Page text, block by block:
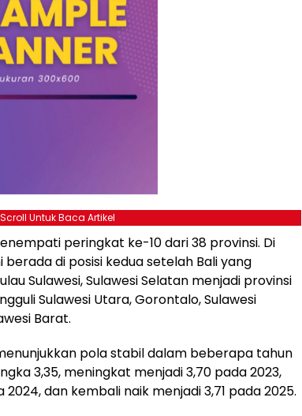
Untuk Baca Artikel
peringkat ke-10 dari 38 provinsi. Di
di posisi kedua setelah Bali yang
Sulawesi, Sulawesi Selatan menjadi provinsi
Sulawesi Utara, Gorontalo, Sulawesi
Barat.
pola stabil dalam beberapa tahun
3,35, meningkat menjadi 3,70 pada 2023,
dan kembali naik menjadi 3,71 pada 2025.